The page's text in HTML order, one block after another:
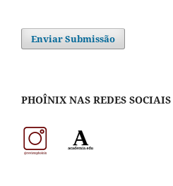
Enviar Submissão
PHOÎNIX NAS REDES SOCIAIS